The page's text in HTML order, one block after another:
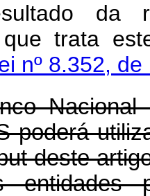
da
trata
nº 8.352, de
Nacional
poderá
deste
entidades